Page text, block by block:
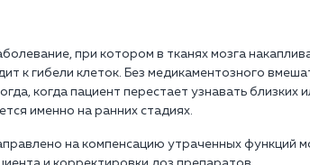
при котором в тканях мозга
к гибели клеток. Без медикаментозного
когда пациент перестает узнавать
именно на ранних стадиях.
на компенсацию утраченных функций